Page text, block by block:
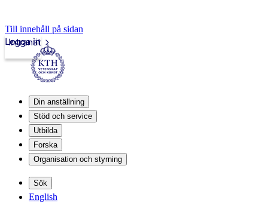
Till innehåll på sidan
Intranät
Logga in
Din anställning
Stöd och service
Utbilda
Forska
Organisation och styrning
Sök
English